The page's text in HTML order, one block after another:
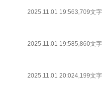
2025.11.01 19:563,709文字
2025.11.01 19:585,860文字
2025.11.01 20:024,199文字